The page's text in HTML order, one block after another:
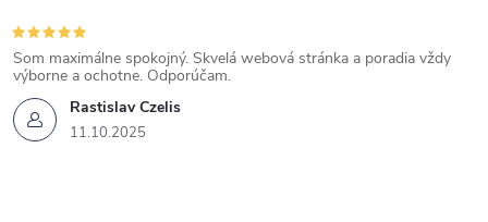
Rastislav Czelis
11.10.2025
Som maximálne spokojný. Skvelá webová stránka a poradia vždy
výborne a ochotne. Odporúčam.